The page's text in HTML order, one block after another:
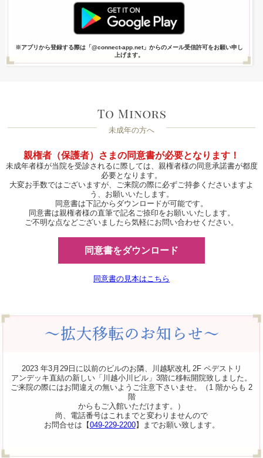
※アプリから登録する際は「@connect-app.net」からのメール受信許可をお願い申し
上げます。
未成年の方へ
親権者（保護者）さまの同意書が必要となります！
未成年者様が当院を受診されるに際しては、親権者様の同意承諾書が都度
必要となります。
大変お手数ではございますが、ご来院の際に必ずご持参くださいますよ
う、お願いいたします。
同意書は下記からダウンロードが可能です。
同意書は親権者様の直筆で記名ご捺印をお願いいたします。
ご不明な点などございましたら気軽にお問い合わせください。
同意書をダウンロード
同意書の見本はこちら
2023 年3月29日に以前のビルのお隣、川越駅改札 2F ペデストリ
アンデッキ直結の新しい「川越小川ビル」3階に移転開院致しました。
ご来院の際にはお間違えの無いようご注意下さいませ。（1 階からも 2
階
からもご入館いただけます。）
尚、電話番号はこれまでと変わりませんので
お問合せは【049-229-2200】までお願い致します。